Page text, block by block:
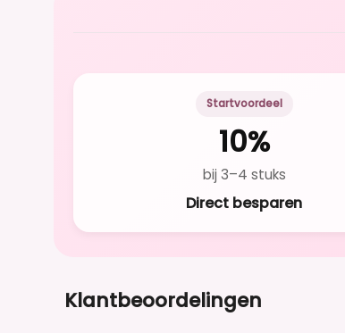
Startvoordeel
10%
bij 3–4 stuks
Direct besparen
Klantbeoordelingen